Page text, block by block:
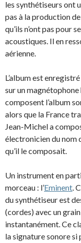
les synthétiseurs ont
pas à la production
qu’ils n’ont pas pour
acoustiques. Il en
aérienne.
L’album est
sur un
composent l’album
alors que la France
Jean-Michel a
électronicien du nom
qu’il le composait.
Un instrument en
morceau : l’Eminent.
du synthétiseur est
(cordes) avec un
instantanément. Ce
la signature sonore si